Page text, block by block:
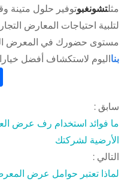
تشونغبوتوفير حلول متينة
احتياجات المعارض
حضورك في المعرض التجاري
اليوم لاستكشاف أفضل خيارات
:
فوائد استخدام رف عرض العينات
لشركتك
:
تعتبر حوامل عرض المعرض